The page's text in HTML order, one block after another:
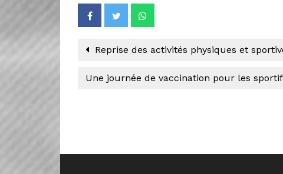
Reprise des activités physiques et
Une journée de vaccination pour les